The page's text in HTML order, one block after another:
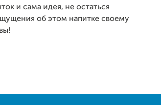
и сама идея, не остаться
об этом напитке своему